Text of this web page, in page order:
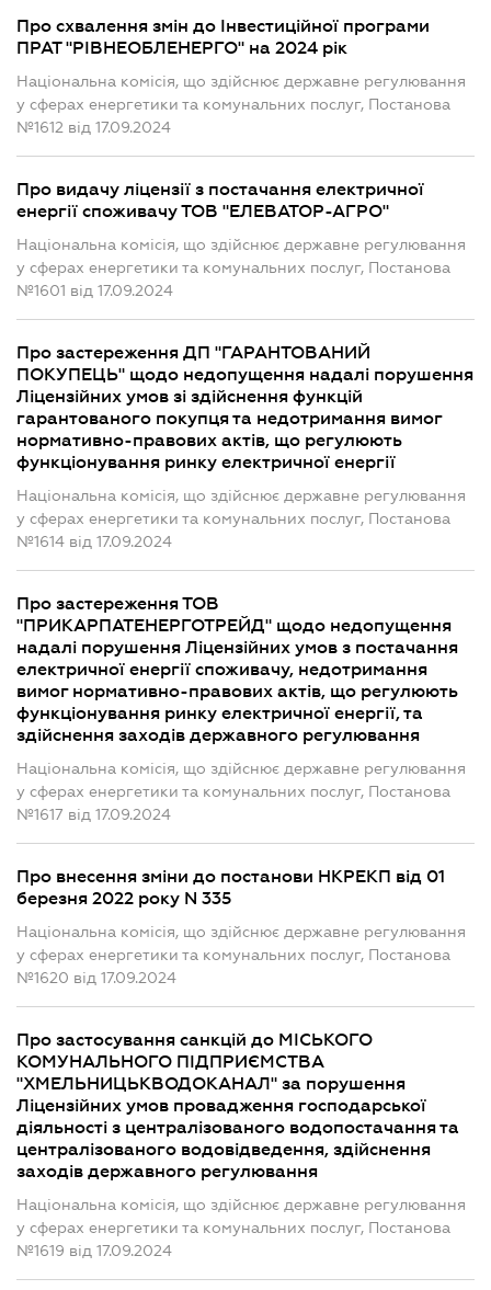
Про схвалення змін до Інвестиційної програми
ПРАТ "РІВНЕОБЛЕНЕРГО" на 2024 рік
Національна комісія, що здійснює державне регулювання
у сферах енергетики та комунальних послуг, Постанова
№1612 від 17.09.2024
Про видачу ліцензії з постачання електричної
енергії споживачу ТОВ "ЕЛЕВАТОР-АГРО"
Національна комісія, що здійснює державне регулювання
у сферах енергетики та комунальних послуг, Постанова
№1601 від 17.09.2024
Про застереження ДП "ГАРАНТОВАНИЙ
ПОКУПЕЦЬ" щодо недопущення надалі порушення
Ліцензійних умов зі здійснення функцій
гарантованого покупця та недотримання вимог
нормативно-правових актів, що регулюють
функціонування ринку електричної енергії
Національна комісія, що здійснює державне регулювання
у сферах енергетики та комунальних послуг, Постанова
№1614 від 17.09.2024
Про застереження ТОВ
"ПРИКАРПАТЕНЕРГОТРЕЙД" щодо недопущення
надалі порушення Ліцензійних умов з постачання
електричної енергії споживачу, недотримання
вимог нормативно-правових актів, що регулюють
функціонування ринку електричної енергії, та
здійснення заходів державного регулювання
Національна комісія, що здійснює державне регулювання
у сферах енергетики та комунальних послуг, Постанова
№1617 від 17.09.2024
Про внесення зміни до постанови НКРЕКП від 01
березня 2022 року N 335
Національна комісія, що здійснює державне регулювання
у сферах енергетики та комунальних послуг, Постанова
№1620 від 17.09.2024
Про застосування санкцій до МІСЬКОГО
КОМУНАЛЬНОГО ПІДПРИЄМСТВА
"ХМЕЛЬНИЦЬКВОДОКАНАЛ" за порушення
Ліцензійних умов провадження господарської
діяльності з централізованого водопостачання та
централізованого водовідведення, здійснення
заходів державного регулювання
Національна комісія, що здійснює державне регулювання
у сферах енергетики та комунальних послуг, Постанова
№1619 від 17.09.2024